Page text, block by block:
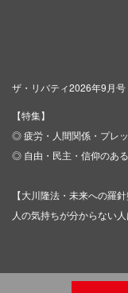
ザ・リバティ2026年9月号
【特集】
◎ 疲労・人間関係・プレ
◎ 自由・民主・信仰のあ
【大川隆法・未来への羅針
人の気持ちが分からない